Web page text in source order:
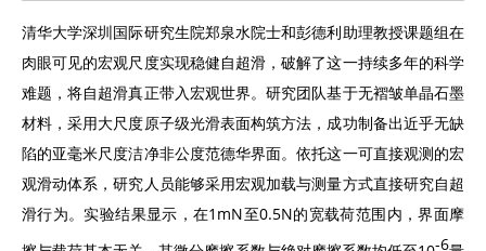
清华大学深圳国际研究生院郑泉水院士和彭德利助理教授课题组在
肉眼可见的宏观尺度实现稳健自超滑，破解了这一持续多年的科学
难题，将自超滑真正带入宏观世界。研究团队基于无褶皱单晶石墨
材料，采用大尺度原子级光滑表面构筑方法，成功制备出近乎无缺
陷的亚毫米尺度洁净非公度范德华界面。依托这一可直接观测的宏
观滑动体系，研究人员能够采用宏观加载与测量方式直接研究自超
滑行为。实验结果显示，在1mN至0.5N的宽载荷范围内，界面摩
-6